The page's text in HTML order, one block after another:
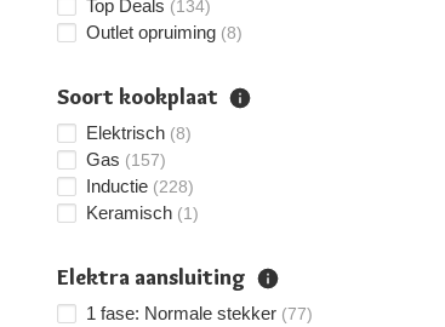
Top Deals (134)
Outlet opruiming (8)
Soort kookplaat
Elektrisch (8)
Gas (157)
Inductie (228)
Keramisch (1)
Elektra aansluiting
1 fase: Normale stekker (77)